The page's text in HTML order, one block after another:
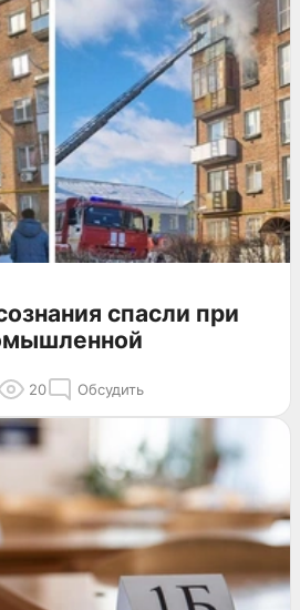
спасли при
20 Обсудить